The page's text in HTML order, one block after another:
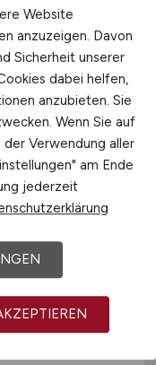
Website
anzuzeigen. Davon
Sicherheit unserer
dabei helfen,
anzubieten. Sie
Wenn Sie auf
Verwendung aller
am Ende
jederzeit